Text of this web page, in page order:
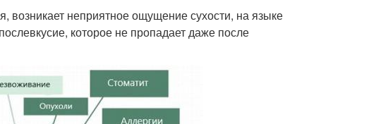
возникает неприятное ощущение сухости, на языке
которое не пропадает даже после